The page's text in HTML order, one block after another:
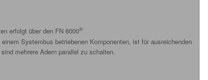
erfolgt über den FN 6000®
Systembus betriebenen Komponenten, ist für ausreichenden
mehrere Adern parallel zu schalten.